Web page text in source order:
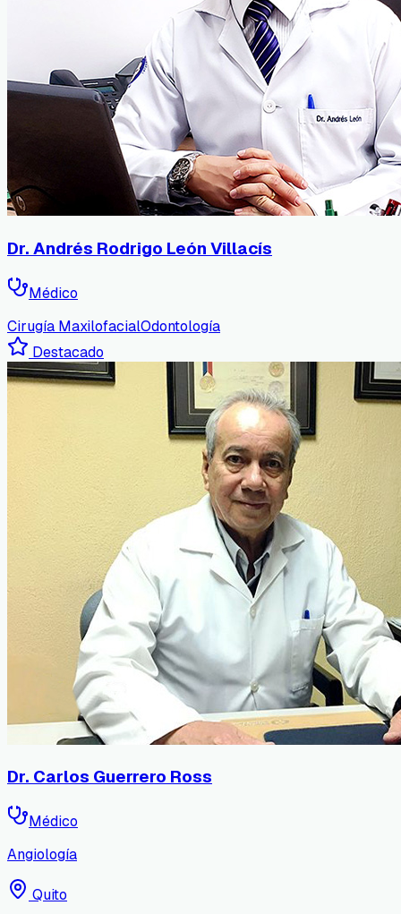
Dr. Andrés Rodrigo León Villacís
Médico
Cirugía MaxilofacialOdontología
Destacado
Dr. Carlos Guerrero Ross
Médico
Angiología
Quito